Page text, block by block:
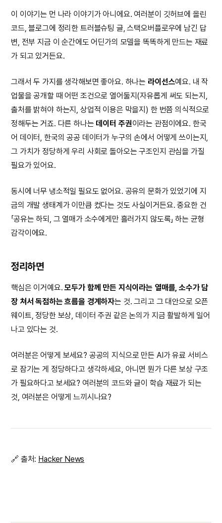
이 이야기는 먼 나라 이야기가 아니에요. 여러분이 깃허브에 올린
코드, 블로그에 정리한 트러블슈팅 글, 스택오버플로우에 남긴 답
변, 전부 지금 이 순간에도 어딘가의 모델을 똑똑하게 만드는 재료
가 되고 있거든요.
그래서 두 가지를 생각해보면 좋아요. 하나는 라이선스예요. 내 작
업물을 공개할 때 어떤 조건으로 열어둘지(자유롭게 써도 되는지,
출처를 밝혀야 하는지, 상업적 이용은 막을지) 한 번쯤 의식적으로
정해두는 거죠. 다른 하나는 데이터 주권이라는 관점이에요. 한국
어 데이터, 한국의 공공 데이터가 누구의 손에서 어떻게 쓰이는지,
그 가치가 정당하게 우리 사회로 돌아오는 구조인지 관심을 가질
필요가 있어요.
동시에 너무 냉소적일 필요도 없어요. 공유의 문화가 있었기에 지
금의 개발 생태계가 이만큼 컸다는 것도 사실이거든요. 중요한 건
「공유는 하되, 그 열매가 소수에게만 흘러가지 않도록」 하는 균형
감각이에요.
정리하면
핵심은 이거예요.모두가 함께 만든 지식이라는 열매를, 소수가 담
장 쳐서 독점하는 흐름을 경계하자는 것. 그리고 그 대안으로 오픈
웨이트, 정당한 보상, 데이터 주권 같은 논의가 지금 활발하게 일어
나고 있다는 것.
여러분은 어떻게 보세요? 공공의 지식으로 만든 AI가 유료 서비스
로 잠기는 게 정당하다고 생각하세요, 아니면 뭔가 다른 보상 구조
가 필요하다고 보세요? 여러분의 코드와 글이 학습 재료가 되는
것, 여러분은 어떻게 느끼시나요?
🔗 출처: Hacker News